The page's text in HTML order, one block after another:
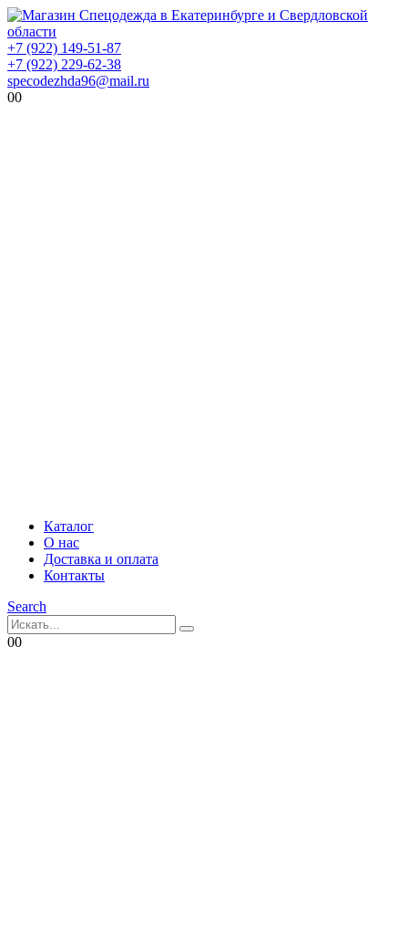
+7 (922) 149-51-87
+7 (922) 229-62-38
specodezhda96@mail.ru
00
Каталог
О нас
Доставка и оплата
Контакты
Search
00